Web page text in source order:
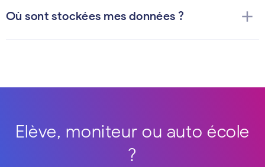
Où sont stockées mes données ? add
Elève, moniteur ou auto école
?